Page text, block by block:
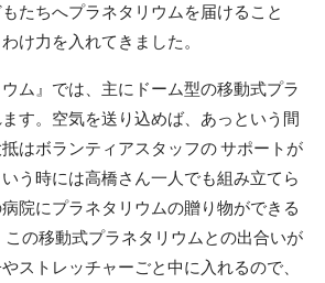
たちへプラネタリウムを届けること
け力を入れてきました。
ウム』では、主にドーム型の移動式プラ
す。空気を送り込めば、あっという間
はボランティアスタッフの サポートが
う時には高橋さん一人でも組み立てら
院にプラネタリウムの贈り物ができる
この移動式プラネタリウムとの出合いが
ストレッチャーごと中に入れるので、